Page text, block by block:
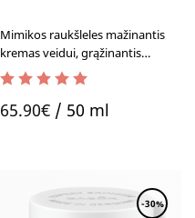
Mimikos raukšleles mažinantis
kremas veidui, grąžinantis
jaunatvišką spindesį.
out of 5
65.90€/ 50 ml
-30%